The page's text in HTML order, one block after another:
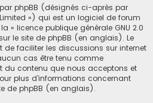
phpBB (désignés ci-après par
») qui est un logiciel de forum
« licence publique générale GNU 2.0
le site de phpBB (en anglais). Le
de faciliter les discussions sur internet
cas être tenu comme
du contenu que nous acceptons et
plus d’informations concernant
de phpBB (en anglais).